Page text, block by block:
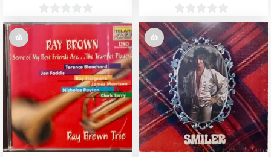
0
u
t
o
f
5
0
o
u
t
o
f
5